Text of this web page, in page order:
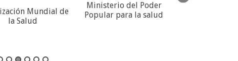
Mundial de
la Salud
Ministerio del Poder
Popular para la salud